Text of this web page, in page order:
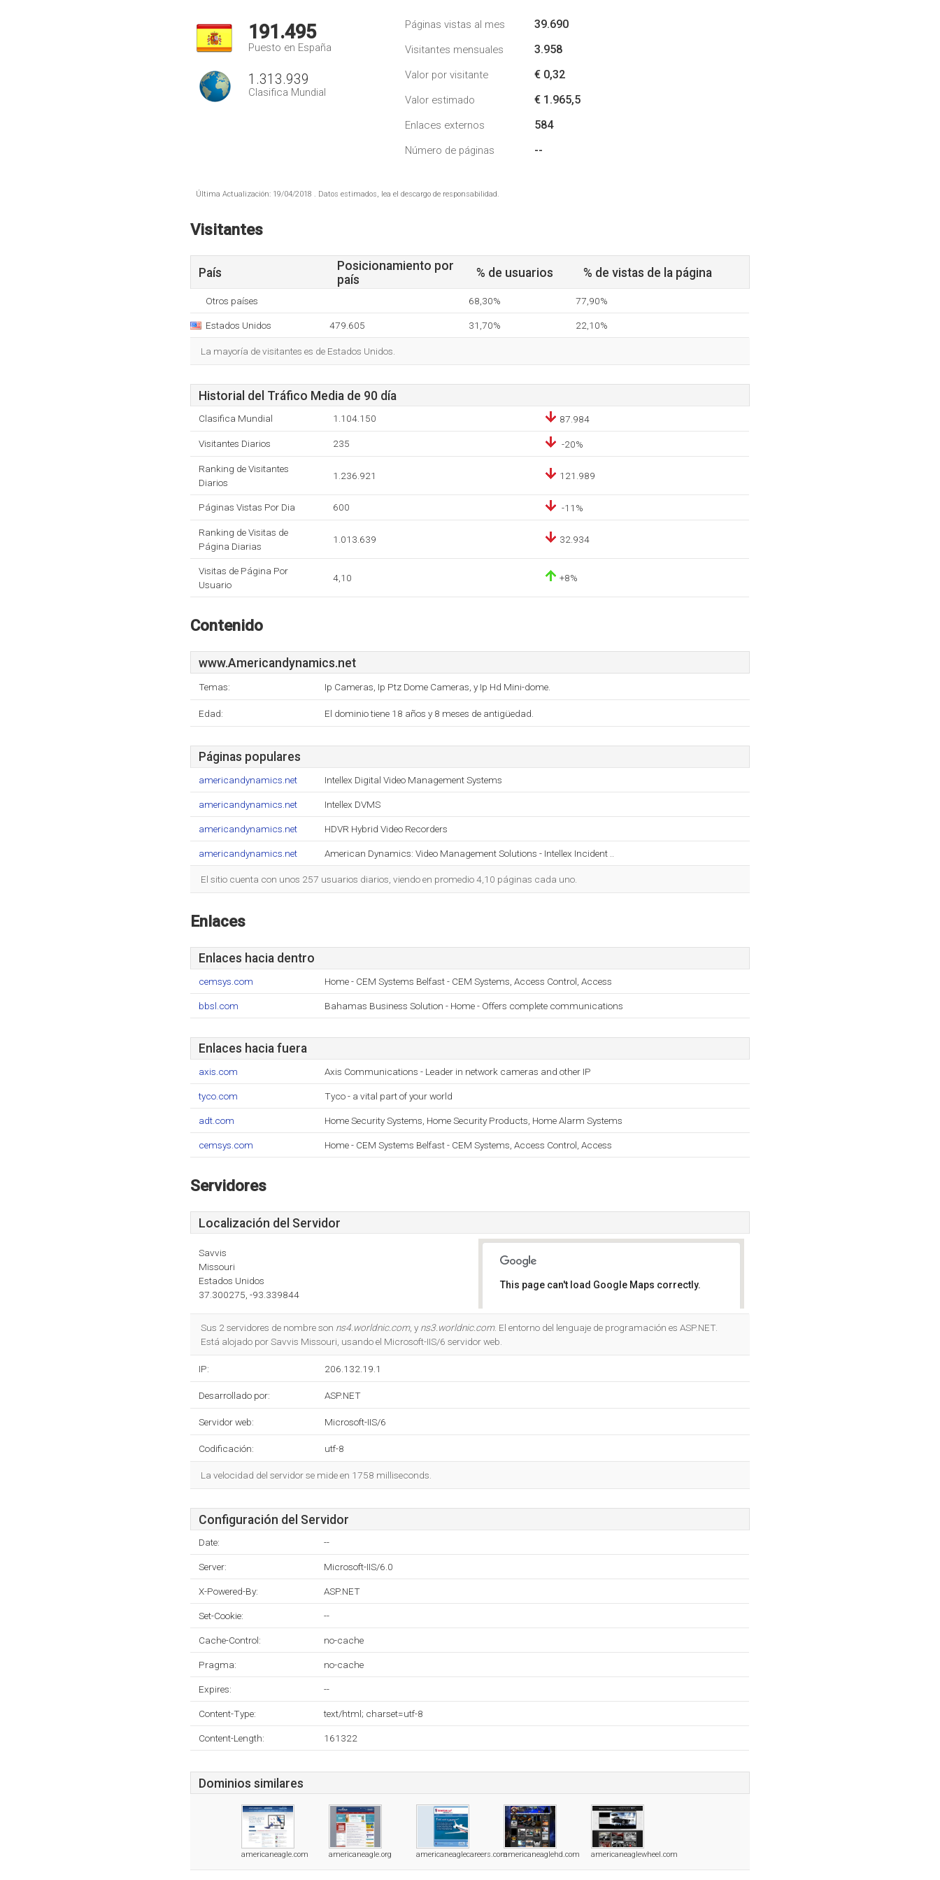
191.495
Puesto en España
1.313.939
Clasifica Mundial
Páginas vistas al mes 39.690
Visitantes mensuales 3.958
Valor por visitante € 0,32
Valor estimado € 1.965,5
Enlaces externos 584
Número de páginas --
Última Actualización: 19/04/2018 . Datos estimados, lea el descargo de responsabilidad.
Visitantes
País
Posicionamiento por
país
% de usuarios % de vistas de la página
Otros países 68,30% 77,90%
Estados Unidos 479.605 31,70% 22,10%
La mayoría de visitantes es de Estados Unidos.
Historial del Tráfico Media de 90 día
Clasifica Mundial 1.104.150 87.984
Visitantes Diarios 235 -20%
Ranking de Visitantes
Diarios
1.236.921 121.989
Páginas Vistas Por Dia 600 -11%
Ranking de Visitas de
Página Diarias
1.013.639 32.934
Visitas de Página Por
Usuario
4,10 +8%
Contenido
www.Americandynamics.net
Temas: Ip Cameras, Ip Ptz Dome Cameras, y Ip Hd Mini-dome.
Edad: El dominio tiene 18 años y 8 meses de antigüedad.
Páginas populares
americandynamics.net Intellex Digital Video Management Systems
americandynamics.net Intellex DVMS
americandynamics.net HDVR Hybrid Video Recorders
americandynamics.net American Dynamics: Video Management Solutions - Intellex Incident ..
El sitio cuenta con unos 257 usuarios diarios, viendo en promedio 4,10 páginas cada uno.
Enlaces
Enlaces hacia dentro
cemsys.com Home - CEM Systems Belfast - CEM Systems, Access Control, Access
bbsl.com Bahamas Business Solution - Home - Offers complete communications
Enlaces hacia fuera
axis.com Axis Communications - Leader in network cameras and other IP
tyco.com Tyco - a vital part of your world
adt.com Home Security Systems, Home Security Products, Home Alarm Systems
cemsys.com Home - CEM Systems Belfast - CEM Systems, Access Control, Access
Servidores
Localización del Servidor
Savvis
Missouri
Estados Unidos
37.300275, -93.339844
This page can't load Google Maps correctly.
Sus 2 servidores de nombre son ns4.worldnic.com, y ns3.worldnic.com. El entorno del lenguaje de programación es ASP.NET.
Está alojado por Savvis Missouri, usando el Microsoft-IIS/6 servidor web.
IP: 206.132.19.1
Desarrollado por: ASP.NET
Servidor web: Microsoft-IIS/6
Codificación: utf-8
La velocidad del servidor se mide en 1758 milliseconds.
Configuración del Servidor
Date: --
Server: Microsoft-IIS/6.0
X-Powered-By: ASP.NET
Set-Cookie: --
Cache-Control: no-cache
Pragma: no-cache
Expires: --
Content-Type: text/html; charset=utf-8
Content-Length: 161322
Dominios similares
americaneagle.com americaneagle.org americaneaglecareers.comamericaneaglehd.com americaneaglewheel.com